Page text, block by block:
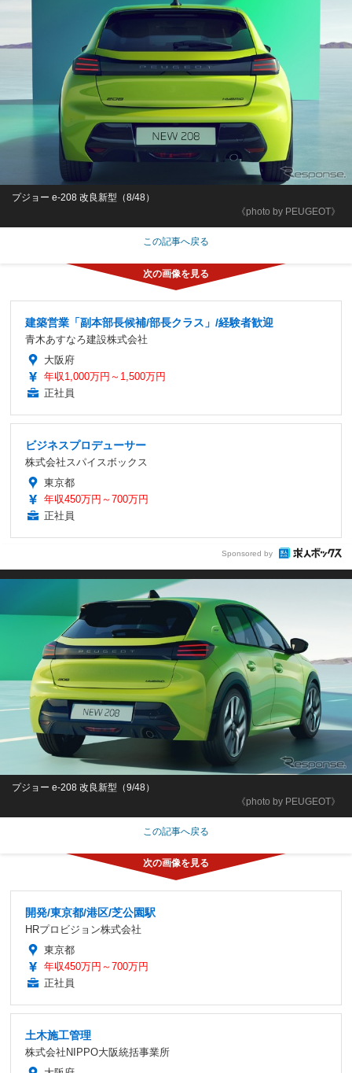
《photo by PEUGEOT》
プジョー e-208 改良新型（8/48）
この記事へ戻る
建築営業「副本部長候補/部長クラス」/経験者歓迎
青木あすなろ建設株式会社
大阪府
年収1,000万円～1,500万円
正社員
ビジネスプロデューサー
株式会社スパイスボックス
東京都
年収450万円～700万円
正社員
Sponsored by
《photo by PEUGEOT》
プジョー e-208 改良新型（9/48）
この記事へ戻る
開発/東京都/港区/芝公園駅
HRプロビジョン株式会社
東京都
年収450万円～700万円
正社員
土木施工管理
株式会社NIPPO大阪統括事業所